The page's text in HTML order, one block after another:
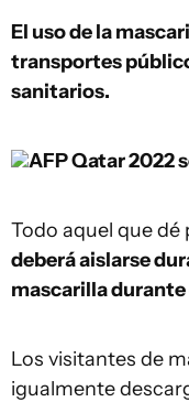
El uso de la
transportes
sanitarios.
AFPQatar 2022
Todo aquel que
deberá aislarse
mascarilla
Los visitantes de
igualmente